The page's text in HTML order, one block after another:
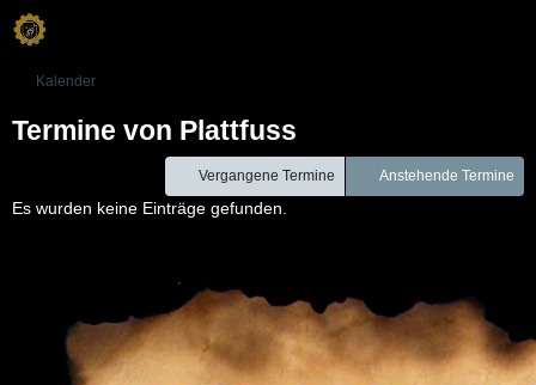
Kalender
Termine von Plattfuss
Vergangene Termine Anstehende Termine
Es wurden keine Einträge gefunden.